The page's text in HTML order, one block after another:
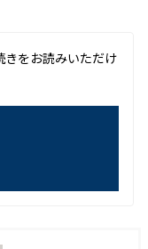
きをお読みいただけ